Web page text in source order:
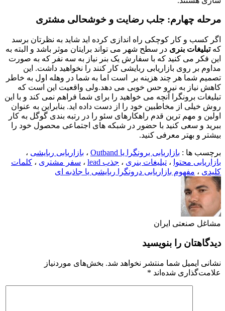
مرحله چهارم: جلب رضایت و خوشحالی مشتری
اگر کسب و کار کوچکی راه اندازی کرده اید شاید به نظرتان برسد
کهتبلیغات بنری در سطح شهر می تواند برایتان موثر باشد و البته به
این فکر می کنید که با سفارش یک بنر نیاز به سه نفر که به صورت
مداوم بر روی بازاریابی ربایشی کار کنند را نخواهید داشت. این
تصمیم شما هر چند هزینه بر است اما به شما در وهله اول به خاطر
کاهش نیاز به نیرو حس خوبی می دهد.ولی واقعیت این است که
تبلیغات برونگرا آنچه می خواهید را برای شما فراهم نمی کند و با این
روش خیلی از مخاطبین خود را از دست داده اید. بنابراین به عنوان
اولین و مهم ترین قدم راهکارهای سئو را در رتبه بندی گوگل به کار
ببرید و سعی کنید با حضور در شبکه های اجتماعی محصول خود را
بیشتر و بهتر معرفی کنید.
برچسب ها : بازاریابی برونگرا یا Outband ، بازاریابی ربایشی ،
بازاریابی محتوا ، تبلیغات بنری ، جذب lead ، سفر مشتری ، کلمات
کلیدی ، مفهوم بازاریابی درونگرا ربایشی یا جاذبه ای
مشاغل صنعتی ایران
دیدگاهتان را بنویسید
نشانی ایمیل شما منتشر نخواهد شد. بخش‌های موردنیاز
علامت‌گذاری شده‌اند *